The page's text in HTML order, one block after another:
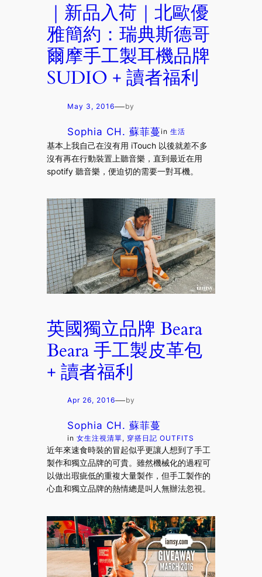
｜新品入荷｜北歐優
雅簡約：瑞典斯德哥
爾摩手工製耳機品牌
SUDIO + 讀者福利
May 3, 2016—by
Sophia CH. 蘇菲蔓in生活
基本上我自己在沒有用 iTouch 以後就差不多
沒有再在行動裝置上聽音樂，直到最近在用
spotify 聽音樂，便迫切的需要一對耳機。
英國獨立品牌 Beara
Beara 手工製皮革包
+ 讀者福利
Apr 26, 2016—by
Sophia CH. 蘇菲蔓
in女生注視清單, 穿搭日記 OUTFITS
近年來速食時裝的冒起似乎更讓人想到了手工
製作和獨立品牌的可貴。雖然機械化的過程可
以做出瑕疵低的重複大量製作，但手工製作的
心血和獨立品牌的熱情總是叫人無辦法忽視。